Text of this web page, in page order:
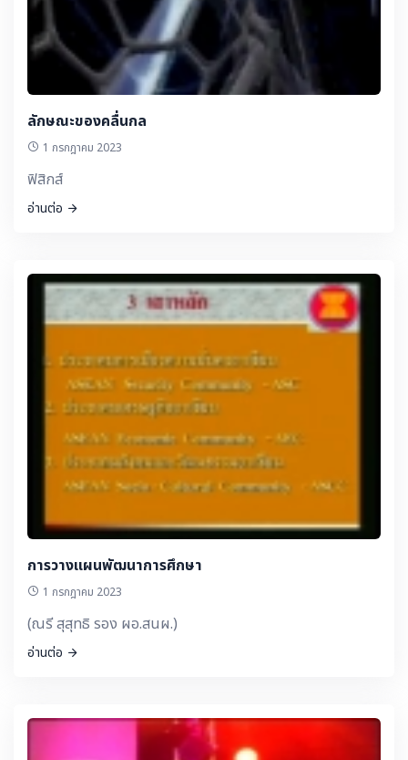
ลักษณะของคลื่นกล
1 กรกฎาคม 2023
ฟิสิกส์
อ่านต่อ
การวางแผนพัฒนาการศึกษา
1 กรกฎาคม 2023
(ณรี สุสุทธิ รอง ผอ.สนผ.)
อ่านต่อ